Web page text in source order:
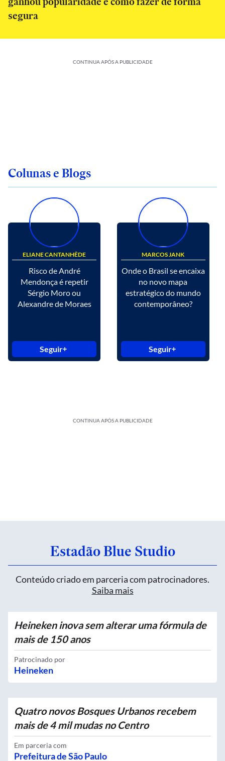
segura
CONTINUA APÓS A PUBLICIDADE
Colunas e Blogs
ELIANE CANTANHÊDE
Risco de André
Mendonça é repetir
Sérgio Moro ou
Alexandre de Moraes
Seguir
MARCOS JANK
Onde o Brasil se encaixa
no novo mapa
estratégico do mundo
contemporâneo?
Seguir
CONTINUA APÓS A PUBLICIDADE
Estadão Blue Studio
Conteúdo criado em parceria com patrocinadores.
Saiba mais
Heineken inova sem alterar uma fórmula de
mais de 150 anos
Patrocinado por
Heineken
Quatro novos Bosques Urbanos recebem
mais de 4 mil mudas no Centro
Em parceria com
Prefeitura de São Paulo